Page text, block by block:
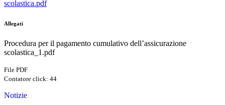
scolastica.pdf
Allegati
Procedura per il pagamento cumulativo dell’assicurazione
scolastica_1.pdf
File PDF
Contatore click: 44
Notizie